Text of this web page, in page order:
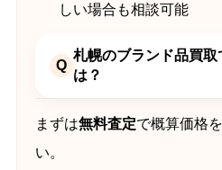
しい場合も相談可能
Q
札幌のブランド品買
は？
まずは無料査定で概算価格
い。